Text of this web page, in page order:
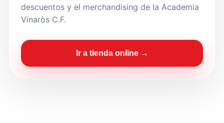
descuentos y el merchandising de la Academia
Vinaròs C.F.
Ir a tienda online →